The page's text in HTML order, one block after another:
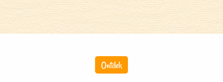
Ontdek